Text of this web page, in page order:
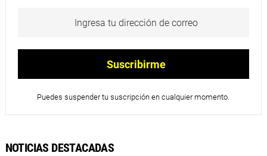
Puedes suspender tu suscripción en cualquier momento.
NOTICIAS DESTACADAS